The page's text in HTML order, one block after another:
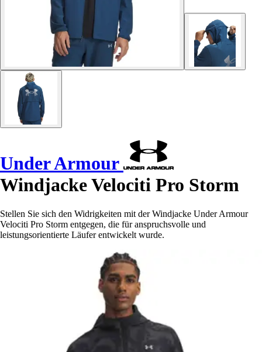
Under Armour
Windjacke Velociti Pro Storm
Stellen Sie sich den Widrigkeiten mit der Windjacke Under Armour
Velociti Pro Storm entgegen, die für anspruchsvolle und
leistungsorientierte Läufer entwickelt wurde.